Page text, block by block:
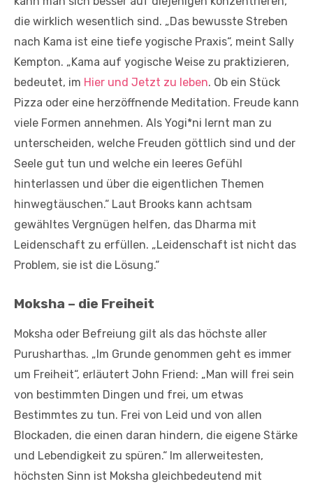
die wirklich wesentlich sind. „Das bewusste Streben
nach Kama ist eine tiefe yogische Praxis“, meint Sally
Kempton. „Kama auf yogische Weise zu praktizieren,
bedeutet, im Hier und Jetzt zu leben. Ob ein Stück
Pizza oder eine herzöffnende Meditation. Freude kann
viele Formen annehmen. Als Yogi*ni lernt man zu
unterscheiden, welche Freuden göttlich sind und der
Seele gut tun und welche ein leeres Gefühl
hinterlassen und über die eigentlichen Themen
hinwegtäuschen.“ Laut Brooks kann achtsam
gewähltes Vergnügen helfen, das Dharma mit
Leidenschaft zu erfüllen. „Leidenschaft ist nicht das
Problem, sie ist die Lösung.“
Moksha – die Freiheit
Moksha oder Befreiung gilt als das höchste aller
Purusharthas. „Im Grunde genommen geht es immer
um Freiheit“, erläutert John Friend: „Man will frei sein
von bestimmten Dingen und frei, um etwas
Bestimmtes zu tun. Frei von Leid und von allen
Blockaden, die einen daran hindern, die eigene Stärke
und Lebendigkeit zu spüren.“ Im allerweitesten,
höchsten Sinn ist Moksha gleichbedeutend mit